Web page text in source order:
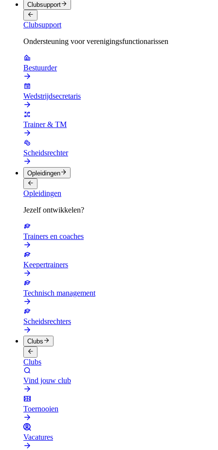
Clubsupport
Clubsupport
Ondersteuning voor verenigingsfunctionarissen
Bestuurder
Wedstrijdsecretaris
Trainer & TM
Scheidsrechter
Opleidingen
Opleidingen
Jezelf ontwikkelen?
Trainers en coaches
Keepertrainers
Technisch management
Scheidsrechters
Clubs
Clubs
Vind jouw club
Toernooien
Vacatures